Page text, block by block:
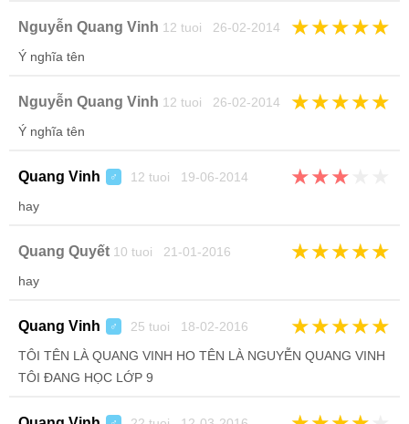
Nguyễn Quang Vinh 12 tuoi 26-02-2014 ★★★★★
Ý nghĩa tên
Nguyễn Quang Vinh 12 tuoi 26-02-2014 ★★★★★
Ý nghĩa tên
Quang Vinh ♂ 12 tuoi 19-06-2014 ★★★
hay
Quang Quyết 10 tuoi 21-01-2016 ★★★★★
hay
Quang Vinh ♂ 25 tuoi 18-02-2016 ★★★★★
TÔI TÊN LÀ QUANG VINH HO TÊN LÀ NGUYỄN QUANG VINH
TÔI ĐANG HỌC LỚP 9